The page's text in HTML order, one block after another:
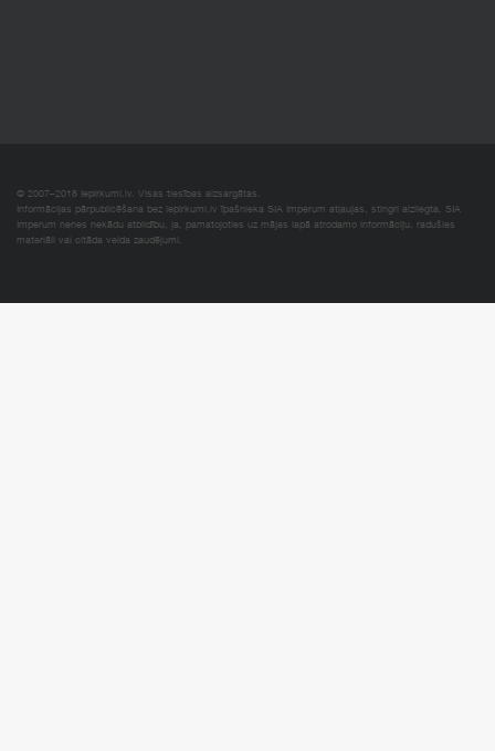
© 2007–2018 Iepirkumi.lv. Visas tiesības aizsargātas.
Informācijas pārpublicēšana bez iepirkumi.lv īpašnieka SIA Imperum atļaujas, stingri aizliegta. SIA
Imperum nenes nekādu atbildību, ja, pamatojoties uz mājas lapā atrodamo informāciju, radušies
materiāli vai citāda veida zaudējumi.